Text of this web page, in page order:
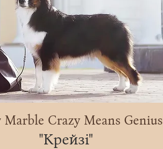
Marble Crazy Means Genius
"Крейзі"